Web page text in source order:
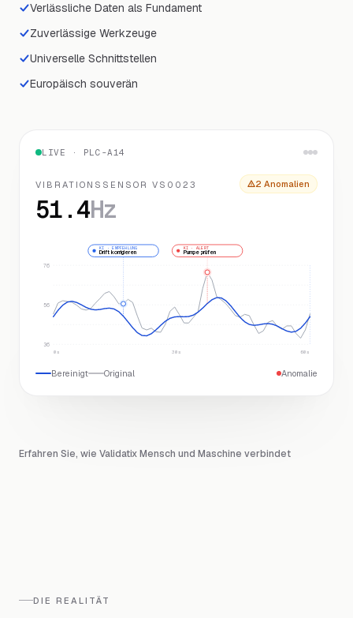
Verlässliche Daten als Fundament
Zuverlässige Werkzeuge
Universelle Schnittstellen
Europäisch souverän
LIVE · PLC-A14
VIBRATIONSSENSOR VS0023
51.4Hz
2 Anomalien
36
56
76
KI ·EMPFEHLUNG
Drift korrigieren
KI · ALERT
Pumpe prüfen
0s 30s 60s
Bereinigt Original Anomalie
Erfahren Sie, wie Validatix Mensch und Maschine verbindet
DIE REALITÄT